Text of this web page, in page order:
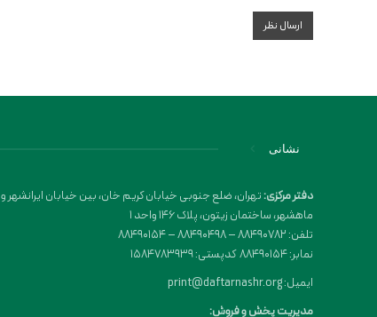
نشانی
دفتر مرکزی:تهران، ضلع جنوبی خیابان کریم خان، بین خیابان ایرانشهر و
ماهشهر، ساختمان زیتون، پلاک 146 واحد 1
تلفن: 88490782 – 88490498 – 88490154
نمابر: 88490154 کدپستی: 1584783939
ایمیل: print@daftarnashr.org
مدیریت پخش و فروش: